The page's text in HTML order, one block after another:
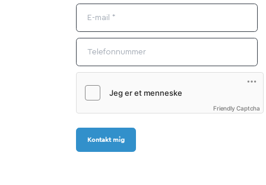
Friendly Captcha
Kontakt mig